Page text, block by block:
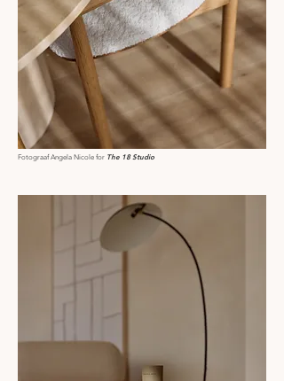
Fotograaf Angela Nicole for The 18 Studio